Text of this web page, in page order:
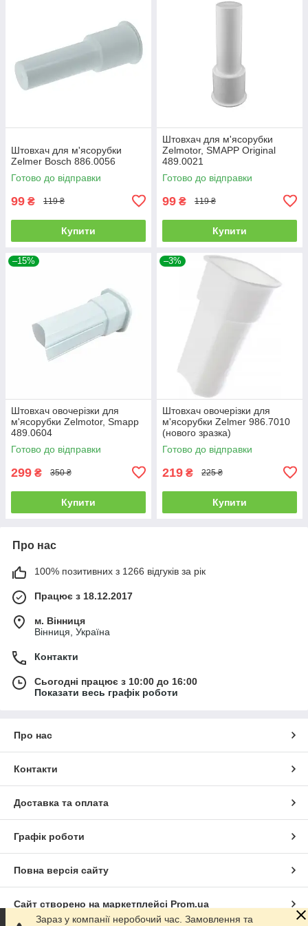
Штовхач для м'ясорубки
Zelmer Bosch 886.0056
Готово до відправки
99 ₴ 119 ₴
Купити
Штовхач для м'ясорубки
Zelmotor, SMAPP Original
489.0021
Готово до відправки
99 ₴ 119 ₴
Купити
–15%
Штовхач овочерізки для
м'ясорубки Zelmotor, Smapp
489.0604
Готово до відправки
299 ₴ 350 ₴
Купити
–3%
Штовхач овочерізки для
м'ясорубки Zelmer 986.7010
(нового зразка)
Готово до відправки
219 ₴ 225 ₴
Купити
Про нас
100% позитивних з 1266 відгуків за рік
Працює з 18.12.2017
м. Вінниця
Вінниця, Україна
Контакти
Сьогодні працює з 10:00 до 16:00
Показати весь графік роботи
Про нас
Контакти
Доставка та оплата
Графік роботи
Повна версія сайту
Сайт створено на маркетплейсі Prom.ua
Зараз у компанії неробочий час. Замовлення та